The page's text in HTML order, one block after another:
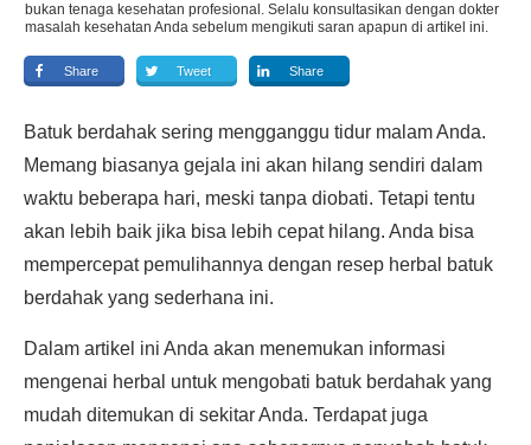
bukan tenaga kesehatan profesional. Selalu konsultasikan dengan dokter
masalah kesehatan Anda sebelum mengikuti saran apapun di artikel ini.
Share Tweet Share
Batuk berdahak sering mengganggu tidur malam Anda.
Memang biasanya gejala ini akan hilang sendiri dalam
waktu beberapa hari, meski tanpa diobati. Tetapi tentu
akan lebih baik jika bisa lebih cepat hilang. Anda bisa
mempercepat pemulihannya dengan resep herbal batuk
berdahak yang sederhana ini.
Dalam artikel ini Anda akan menemukan informasi
mengenai herbal untuk mengobati batuk berdahak yang
mudah ditemukan di sekitar Anda. Terdapat juga